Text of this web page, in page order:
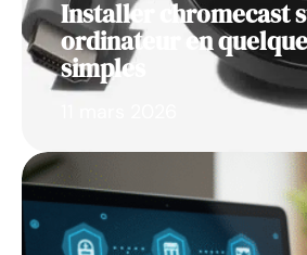
Installer chromecast
ordinateur en
simples